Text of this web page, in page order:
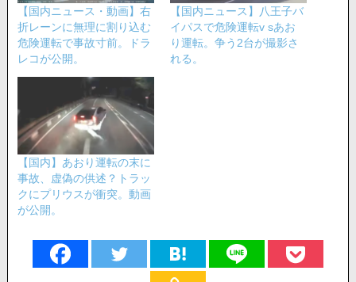
【国内ニュース・動画】右
折レーンに無理に割り込む
危険運転で事故寸前。ドラ
レコが公開。
【国内ニュース】八王子バ
イパスで危険運転v sあお
り運転。争う2台が撮影さ
れる。
【国内】あおり運転の末に
事故、虚偽の供述？トラッ
クにプリウスが衝突。動画
が公開。